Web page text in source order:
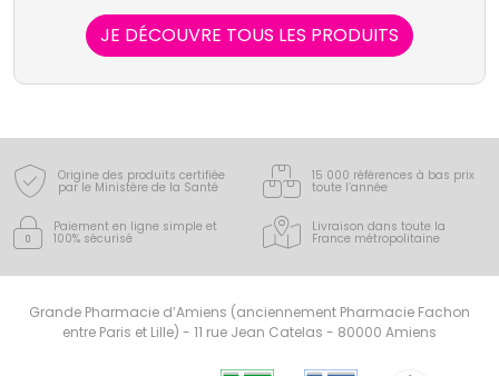
JE DÉCOUVRE TOUS LES PRODUITS
Origine des produits certifiée
par le Ministère de la Santé
15 000 références à bas prix
toute l’année
Paiement en ligne simple et
100% sécurisé
Livraison dans toute la
France métropolitaine
Grande Pharmacie d’Amiens (anciennement Pharmacie Fachon
entre Paris et Lille) - 11 rue Jean Catelas - 80000 Amiens